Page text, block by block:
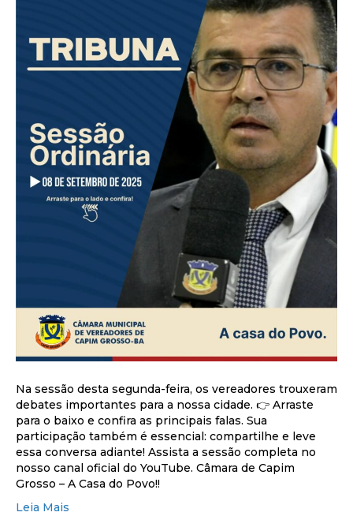
Na sessão desta segunda-feira, os vereadores trouxeram
debates importantes para a nossa cidade. 👉 Arraste
para o baixo e confira as principais falas. Sua
participação também é essencial: compartilhe e leve
essa conversa adiante! Assista a sessão completa no
nosso canal oficial do YouTube. Câmara de Capim
Grosso – A Casa do Povo!!
Leia Mais